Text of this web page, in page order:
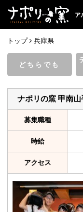
ア
トップ 兵庫県
どちらでも
ナポリの窯 甲南山
募集職種
時給
アクセス